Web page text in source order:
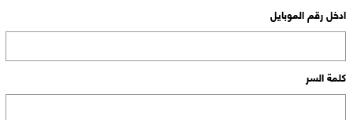
ادخل رقم الموبايل
كلمة السر